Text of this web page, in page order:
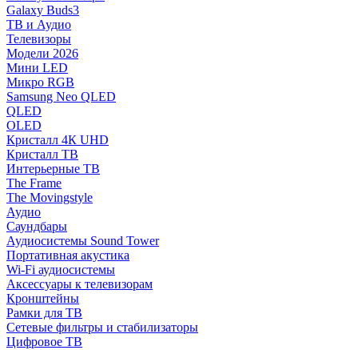
Galaxy Buds3
ТВ и Аудио
Телевизоры
Модели 2026
Мини LED
Микро RGB
Samsung Neo QLED
QLED
OLED
Кристалл 4К UHD
Кристалл ТВ
Интерьерные ТВ
The Frame
The Movingstyle
Аудио
Саундбары
Аудиосистемы Sound Tower
Портативная акустика
Wi-Fi аудиосистемы
Аксессуары к телевизорам
Кронштейны
Рамки для ТВ
Сетевые фильтры и стабилизаторы
Цифровое ТВ